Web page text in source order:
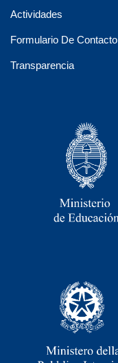
Actividades
Formulario De Contacto
Transparencia